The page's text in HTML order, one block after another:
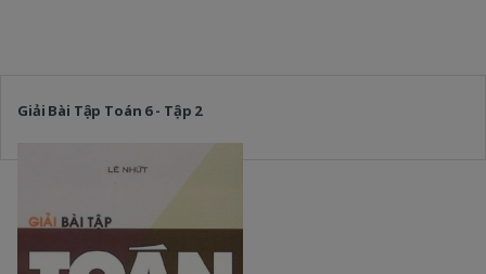
Giải Bài Tập Toán 6 - Tập 2